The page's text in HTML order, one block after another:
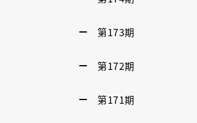
第173期
第172期
第171期